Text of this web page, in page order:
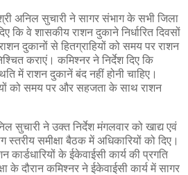
अनिल सुचारी ने सागर संभाग के सभी जिला
कि वे शासकीय राशन दुकाने निर्धारित दिवसों
दुकानों से हितग्राहियों को समय पर राशन
कराएं। कमिश्नर ने निर्देश दिए कि
में राशन दुकानें बंद नहीं होनी चाहिए।
को समय पर और सहजता के साथ राशन
सुचारी ने उक्त निर्देश मंगलवार को खाद्य एवं
स्तरीय समीक्षा बैठक में अधिकारियों को दिए।
कार्डधारियों के ईकेवाईसी कार्य की प्रगति
के दौरान कमिश्नर ने ईकेवाईसी कार्य में सागर